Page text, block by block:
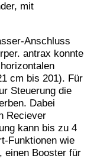
mit
Anschluss
antrax konnte
cm bis 201). Für
Steuerung die
Dabei
Reciever
kann bis zu 4
Funktionen wie
einen Booster für